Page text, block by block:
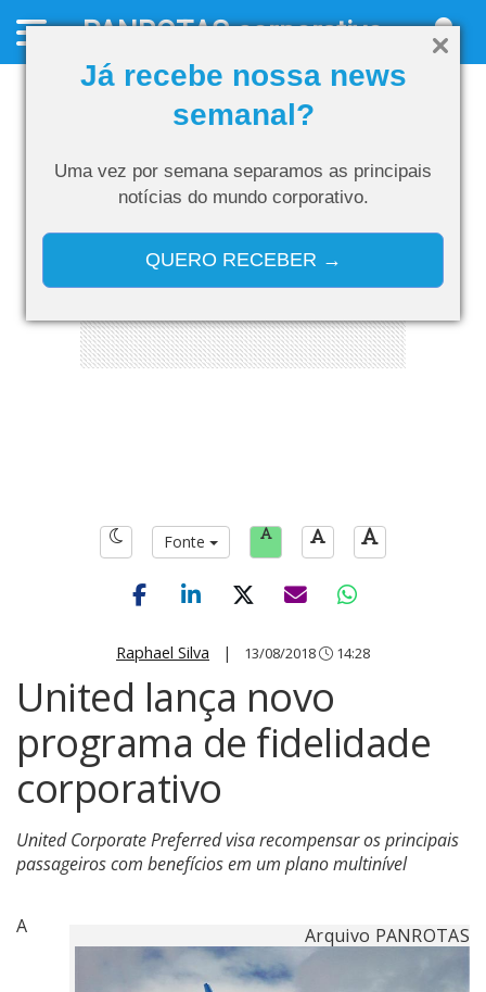
Já recebe nossa news
semanal?
Uma vez por semana separamos as principais
notícias do mundo corporativo.
QUERO RECEBER →
PANROTAScorporativo
Fonte
Raphael Silva | 13/08/2018 14:28
United lança novo
programa de fidelidade
corporativo
United Corporate Preferred visa recompensar os principais
passageiros com benefícios em um plano multinível
Arquivo PANROTAS
A